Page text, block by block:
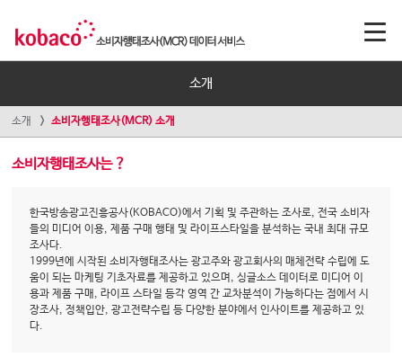
소개
소개 소비자행태조사(MCR) 소개
소비자행태조사는 ?
한국방송광고진흥공사(KOBACO)에서 기획 및 주관하는 조사로, 전국 소비자
들의 미디어 이용, 제품 구매 행태 및 라이프스타일을 분석하는 국내 최대 규모
조사다.
1999년에 시작된 소비자행태조사는 광고주와 광고회사의 매체전략 수립에 도
움이 되는 마케팅 기초자료를 제공하고 있으며, 싱글소스 데이터로 미디어 이
용과 제품 구매, 라이프 스타일 등각 영역 간 교차분석이 가능하다는 점에서 시
장조사, 정책입안, 광고전략수립 등 다양한 분야에서 인사이트를 제공하고 있
다.